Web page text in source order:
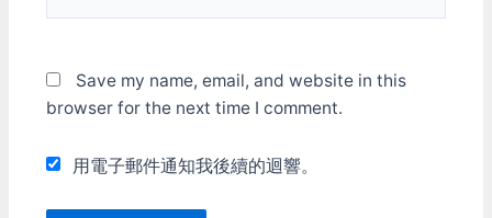
Save my name, email, and website in this
browser for the next time I comment.
用電子郵件通知我後續的迴響。